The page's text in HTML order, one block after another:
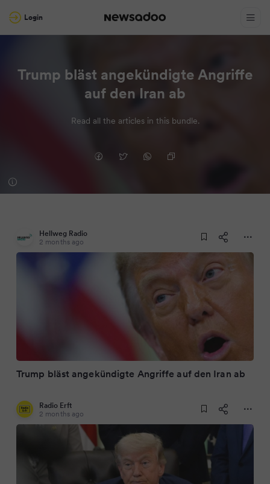
Login
Trump bläst angekündigte Angriffe
auf den Iran ab
Read all the articles in this bundle.
Hellweg Radio
2 months ago
Trump bläst angekündigte Angriffe auf den Iran ab
Radio Erft
2 months ago